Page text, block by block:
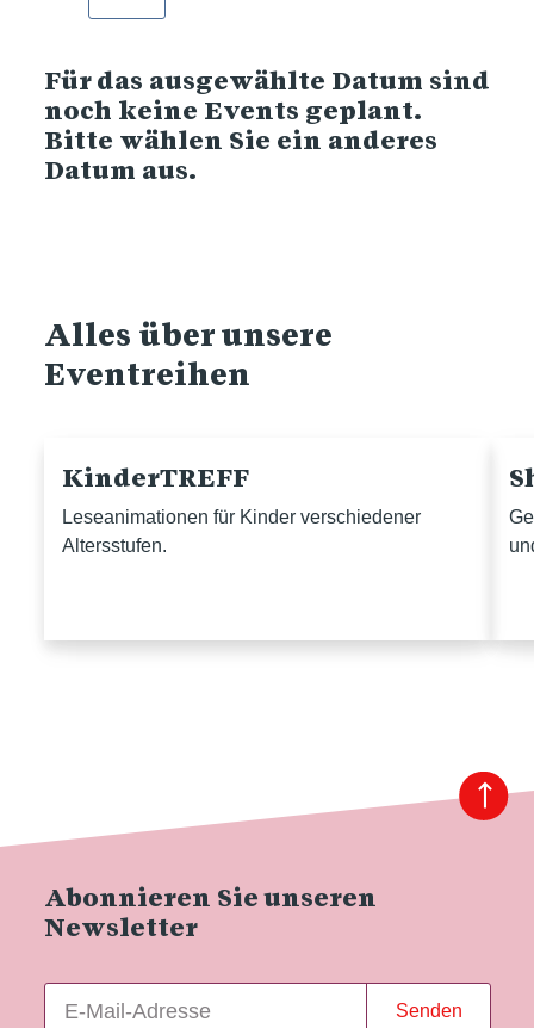
Für das ausgewählte Datum sind
noch keine Events geplant.
Bitte wählen Sie ein anderes
Datum aus.
Alles über unsere
Eventreihen
KinderTREFF
Leseanimationen für Kinder verschiedener
Altersstufen.
Abonnieren Sie unseren
Newsletter
Senden